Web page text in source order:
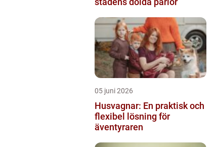
05 juni 2026
Husvagnar: En praktisk och
flexibel lösning för
äventyraren